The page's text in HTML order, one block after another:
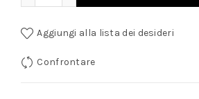
Aggiungi alla lista dei desideri
Confrontare